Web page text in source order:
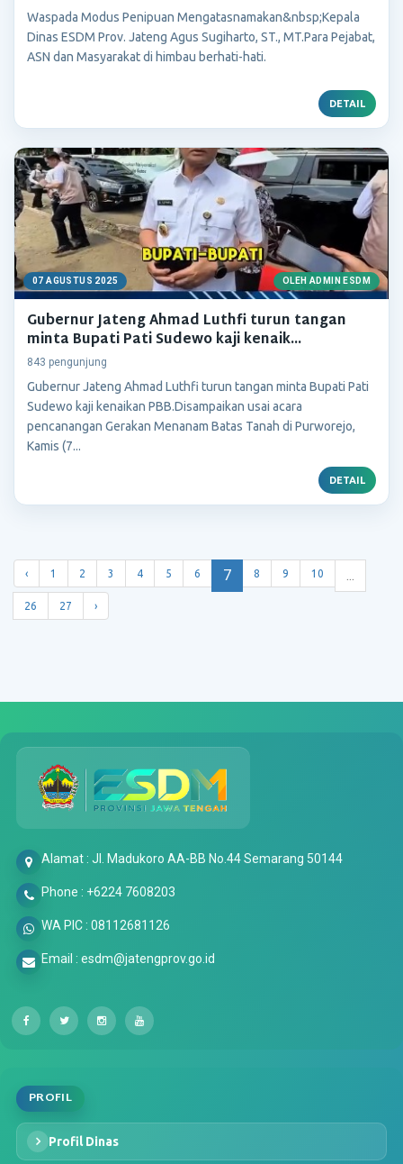
Waspada Modus Penipuan Mengatasnamakan&nbsp;Kepala
Dinas ESDM Prov. Jateng Agus Sugiharto, ST., MT.Para Pejabat,
ASN dan Masyarakat di himbau berhati-hati.
DETAIL
07 AGUSTUS 2025 OLEH ADMIN ESDM
Gubernur Jateng Ahmad Luthfi turun tangan
minta Bupati Pati Sudewo kaji kenaik...
843 pengunjung
Gubernur Jateng Ahmad Luthfi turun tangan minta Bupati Pati
Sudewo kaji kenaikan PBB.Disampaikan usai acara
pencanangan Gerakan Menanam Batas Tanah di Purworejo,
Kamis (7...
DETAIL
‹ 1 2 3 4 5 6 7 8 9 10 ...
26 27 ›
Alamat : Jl. Madukoro AA-BB No.44 Semarang 50144
Phone : +6224 7608203
WA PIC : 08112681126
Email : esdm@jatengprov.go.id
PROFIL
Profil Dinas